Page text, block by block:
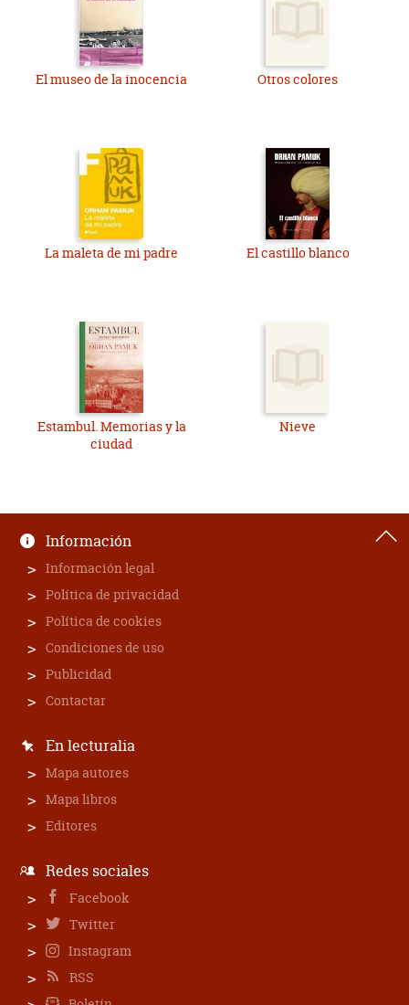
El museo de la inocencia Otros colores
La maleta de mi padre El castillo blanco
Estambul. Memorias y la
ciudad
Nieve
Información
Información legal
Política de privacidad
Política de cookies
Condiciones de uso
Publicidad
Contactar
En lecturalia
Mapa autores
Mapa libros
Editores
Redes sociales
Facebook
Twitter
Instagram
RSS